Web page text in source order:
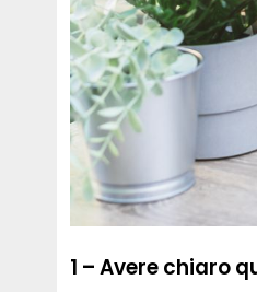
1 – Avere chiaro